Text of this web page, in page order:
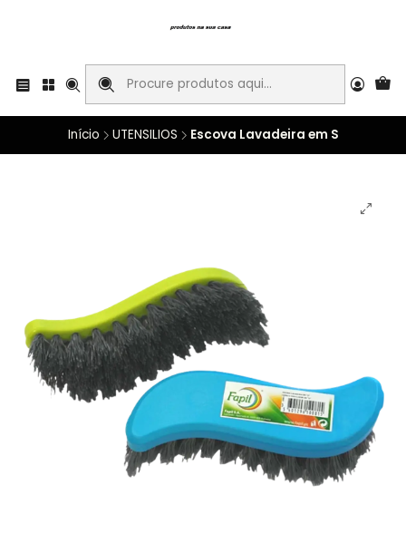
Início UTENSILIOS Escova Lavadeira em S